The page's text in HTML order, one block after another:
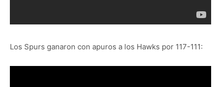
Los Spurs ganaron con apuros a los Hawks por 117-111: